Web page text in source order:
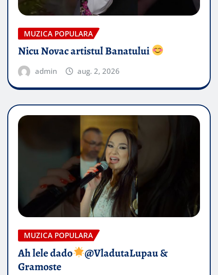
MUZICA POPULARA
Nicu Novac artistul Banatului
admin aug. 2, 2026
MUZICA POPULARA
Ah lele dado​
@VladutaLupau &
Gramoste